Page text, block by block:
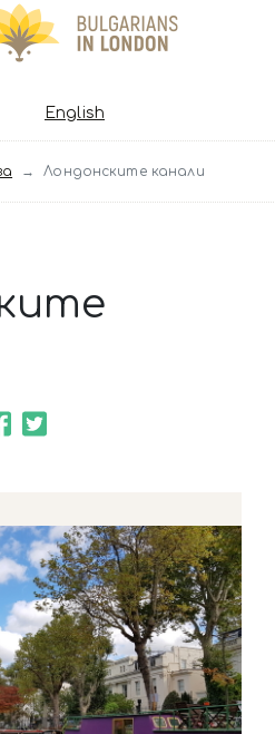
English
Лондонските канали